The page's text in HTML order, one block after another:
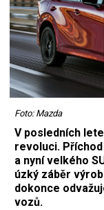
Foto: Mazda
V posledních
revoluci.
a nyní velkého
úzký záběr
dokonce
vozů.